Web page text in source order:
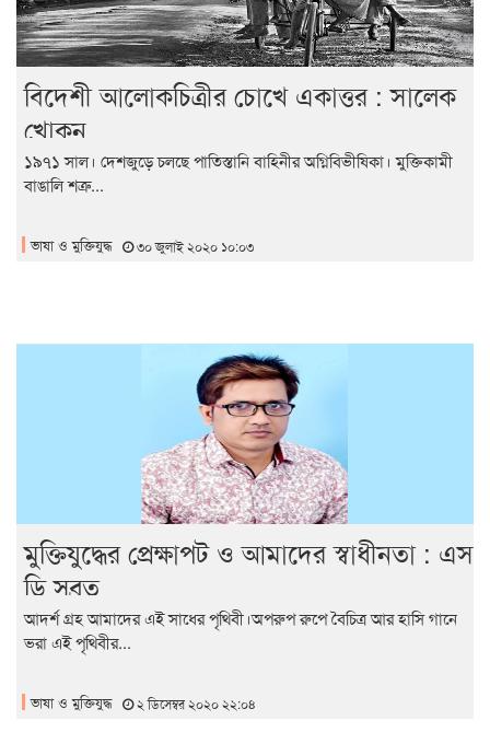
বিদেশী আলোকচিত্রীর চোখে একাত্তর : সালেক
খোকন
১৯৭১ সাল। দেশজুড়ে চলছে পাতিস্তানি বাহিনীর অগ্নিবিভীষিকা। মুক্তিকামী
বাঙালি শত্রু...
ভাষা ও মুক্তিযুদ্ধ ৩০ জুলাই ২০২০ ১০:০৩
মুক্তিযুদ্ধের প্রেক্ষাপট ও আমাদের স্বাধীনতা : এস
ডি সুব্রত
আদর্শ গ্রহ আমাদের এই সাধের পৃথিবী।অপরুপ রুপে বৈচিত্র আর হাসি গানে
ভরা এই পৃথিবীর...
ভাষা ও মুক্তিযুদ্ধ ২ ডিসেম্বর ২০২০ ২২:০৪